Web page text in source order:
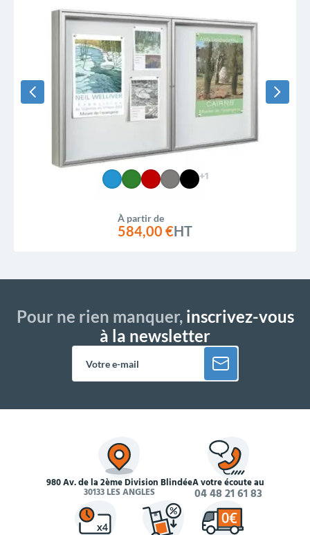
+1
À partir de
584,00 €HT
Pour ne rien manquer,inscrivez-vous
à la newsletter
980 Av. de la 2ème Division Blindée
30133 LES ANGLES
À votre écoute au
04 48 21 61 83